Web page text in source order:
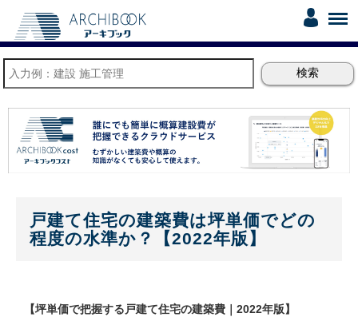
戸建て住宅の建築費は坪単価でどの
程度の水準か？【2022年版】
【坪単価で把握する戸建て住宅の建築費｜2022年版】